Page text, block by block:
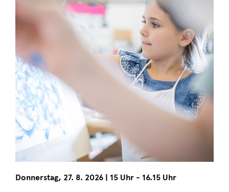
Donnerstag, 27. 8. 2026 15 Uhr - 16.15 Uhr